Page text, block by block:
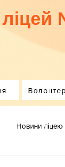
Новини ліцею